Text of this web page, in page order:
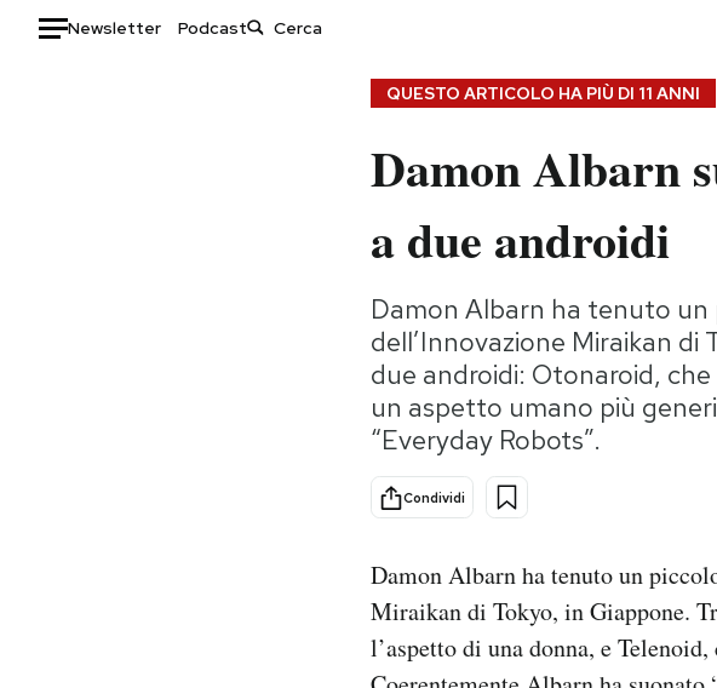
Newsletter Podcast
Storie/Idee
Ok Boomer!
Mondiali calcio 2026
QUESTO ARTICOLO HA PIÙ DI 11 ANNI
Damon Albarn
a due androidi
Damon Albarn ha tenuto un
dell’Innovazione Miraikan di
due androidi: Otonaroid,
un aspetto umano più
“Everyday Robots”.
Condividi
Damon Albarn ha tenuto un
Miraikan di Tokyo, in Giappone.
l’aspetto di una donna, e